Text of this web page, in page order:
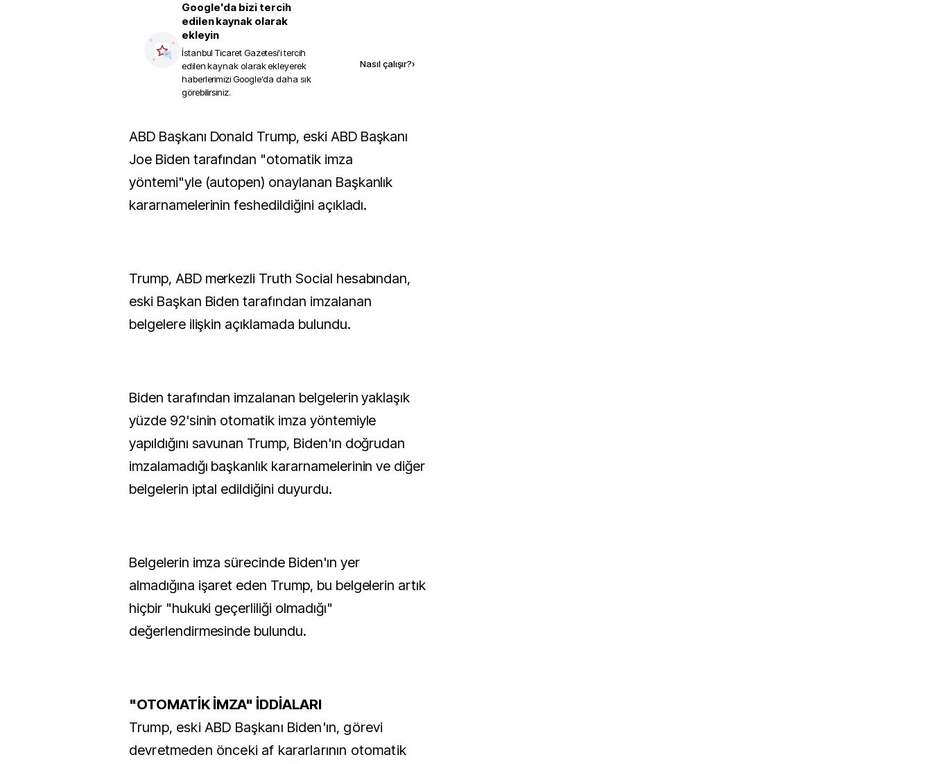
Google'da bizi tercih
edilen kaynak olarak
ekleyin
İstanbul Ticaret Gazetesi'i tercih
edilen kaynak olarak ekleyerek
haberlerimizi Google'da daha sık
görebilirsiniz.
Nasıl çalışır?›
ABD Başkanı Donald Trump, eski ABD Başkanı
Joe Biden tarafından "otomatik imza
yöntemi"yle (autopen) onaylanan Başkanlık
kararnamelerinin feshedildiğini açıkladı.
Trump, ABD merkezli Truth Social hesabından,
eski Başkan Biden tarafından imzalanan
belgelere ilişkin açıklamada bulundu.
Biden tarafından imzalanan belgelerin yaklaşık
yüzde 92'sinin otomatik imza yöntemiyle
yapıldığını savunan Trump, Biden'ın doğrudan
imzalamadığı başkanlık kararnamelerinin ve diğer
belgelerin iptal edildiğini duyurdu.
Belgelerin imza sürecinde Biden'ın yer
almadığına işaret eden Trump, bu belgelerin artık
hiçbir "hukuki geçerliliği olmadığı"
değerlendirmesinde bulundu.
"OTOMATİK İMZA" İDDİALARI
Trump, eski ABD Başkanı Biden'ın, görevi
devretmeden önceki af kararlarının otomatik